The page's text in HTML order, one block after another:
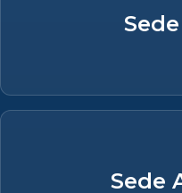
Sede